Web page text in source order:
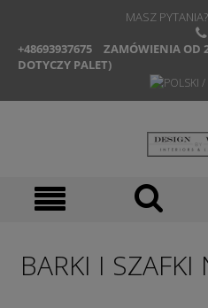
MASZ
+48693937675
ZAMÓWIENIA OD
DOTYCZY PALET)
BARKI I